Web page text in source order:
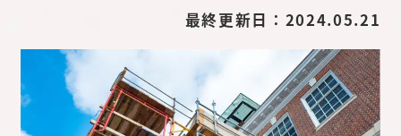
最終更新日： 2024.05.21